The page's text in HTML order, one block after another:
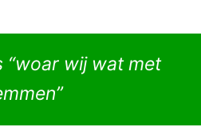
“woar wij wat met